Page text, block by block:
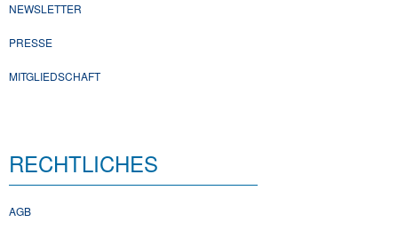
NEWSLETTER
PRESSE
MITGLIEDSCHAFT
RECHTLICHES
AGB